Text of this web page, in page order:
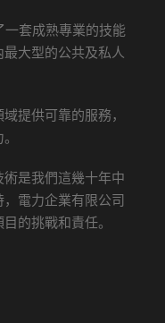
一套成熟專業的技能
大型的公共及私人
提供可靠的服務，
是我們這幾十年中
電力企業有限公司
的挑戰和責任。